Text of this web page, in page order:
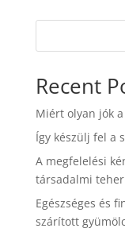
Recent
Miért olyan jók
Így készülj fel a
A megfelelési
társadalmi teher
Egészséges és
szárított